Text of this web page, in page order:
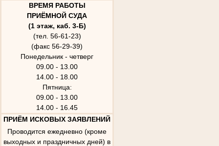
ВРЕМЯ РАБОТЫ
ПРИЁМНОЙ СУДА
(1 этаж, каб. 3-Б)
(тел. 56-61-23)
(факс 56-29-39)
Понедельник - четверг
09.00 - 13.00
14.00 - 18.00
Пятница:
09.00 - 13.00
14.00 - 16.45
ПРИЁМ ИСКОВЫХ ЗАЯВЛЕНИЙ
Проводится ежедневно (кроме
выходных и праздничных дней) в